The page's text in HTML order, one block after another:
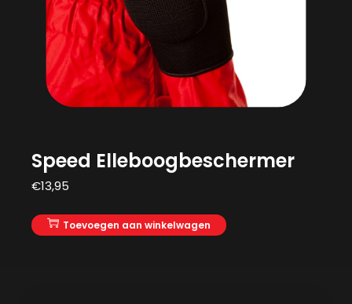
Speed Elleboogbeschermer
€13,95
Toevoegen aan winkelwagen